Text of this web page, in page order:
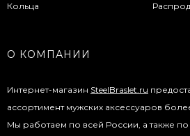
Кольца
О КОМПАНИИ
Интернет-магазин SteelBraslet.ru
ассортимент мужских аксессуаров
Мы работаем по всей России, а также